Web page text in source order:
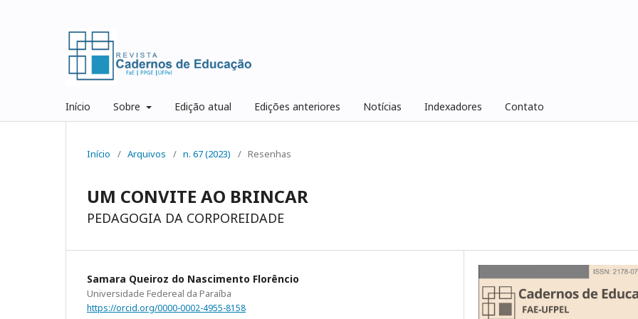
Início Sobre Edição atual Edições anteriores Notícias Indexadores Contato
Início / Arquivos / n. 67 (2023) / Resenhas
UM CONVITE AO BRINCAR
PEDAGOGIA DA CORPOREIDADE
Samara Queiroz do Nascimento Florêncio
Universidade Federeal da Paraíba
https://orcid.org/0000-0002-4955-8158